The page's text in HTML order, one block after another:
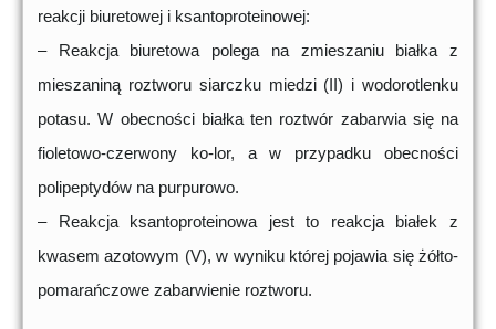
reakcji biuretowej i ksantoproteinowej:
– Reakcja biuretowa polega na zmieszaniu białka z
mieszaniną roztworu siarczku miedzi (II) i wodorotlenku
potasu. W obecności białka ten roztwór zabarwia się na
fioletowo-czerwony ko-lor, a w przypadku obecności
polipeptydów na purpurowo.
– Reakcja ksantoproteinowa jest to reakcja białek z
kwasem azotowym (V), w wyniku której pojawia się żółto-
pomarańczowe zabarwienie roztworu.